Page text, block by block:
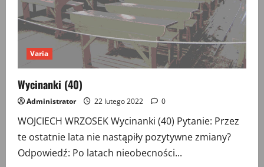
Varia
Wycinanki (40)
Administrator 22 lutego 2022 0
WOJCIECH WRZOSEK Wycinanki (40) Pytanie: Przez
te ostatnie lata nie nastąpiły pozytywne zmiany?
Odpowiedź: Po latach nieobecności...